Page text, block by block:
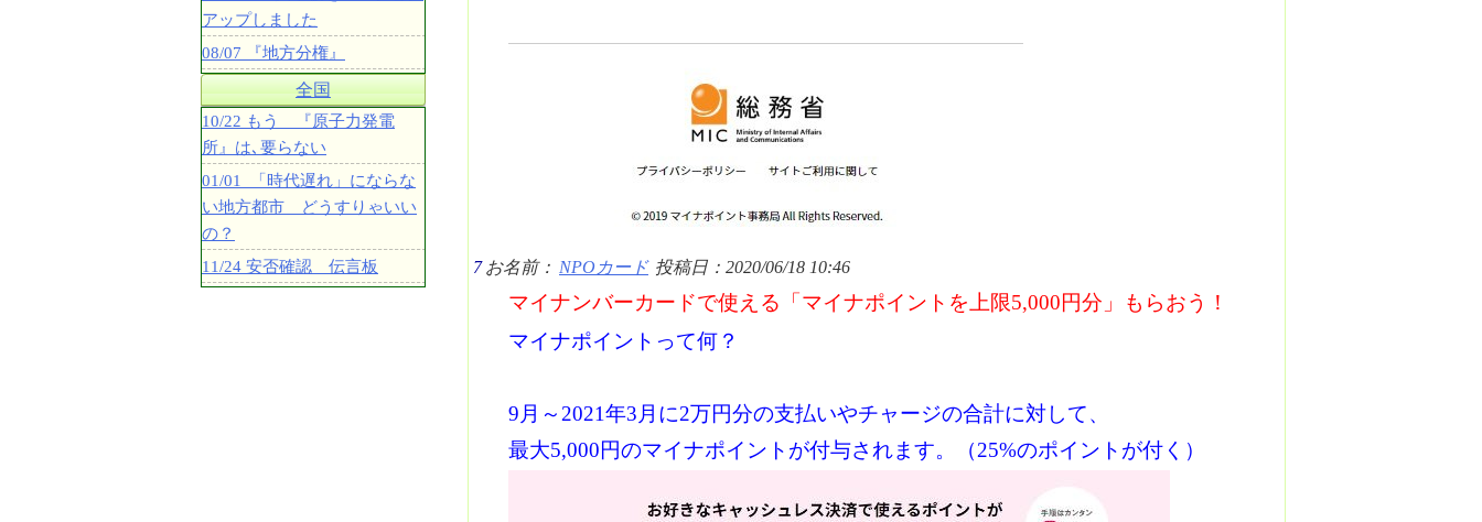
7 お名前： NPOカード 投稿日：2020/06/18 10:46
マイナンバーカードで使える「マイナポイントを上限5,000円分」もらおう！
マイナポイントって何？
9月～2021年3月に2万円分の支払いやチャージの合計に対して、
最大5,000円のマイナポイントが付与されます。（25%のポイントが付く）
アップしました
08/07 『地方分権』
全国
10/22 もう 『原子力発電
所』は､要らない
01/01 「時代遅れ」にならな
い地方都市 どうすりゃいい
の？
11/24 安否確認 伝言板